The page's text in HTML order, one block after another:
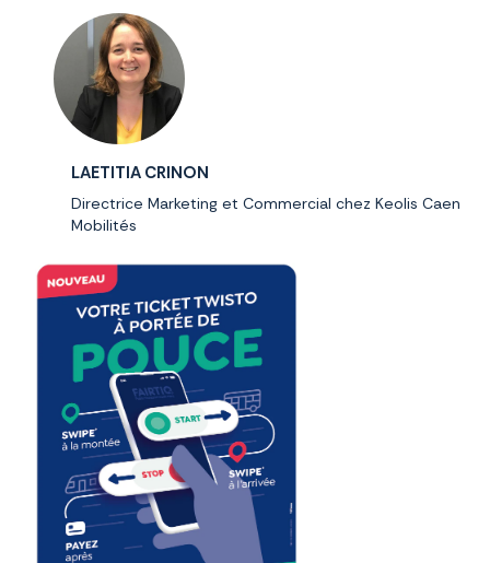
LAETITIA CRINON
Directrice Marketing et Commercial chez Keolis Caen
Mobilités